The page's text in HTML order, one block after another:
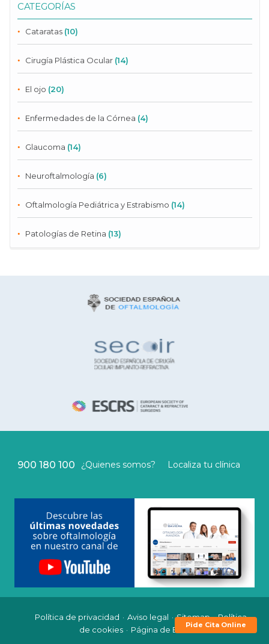
Pide Cita Online
CATEGORÍAS
Cataratas (10)
Cirugía Plástica Ocular (14)
El ojo (20)
Enfermedades de la Córnea (4)
Glaucoma (14)
Neuroftalmología (6)
Oftalmología Pediátrica y Estrabismo (14)
Patologías de Retina (13)
900 180 100 ¿Quienes somos? Localiza tu clínica
Política de privacidad Aviso legal Sitemap
Política
de cookies
Página de Baviera